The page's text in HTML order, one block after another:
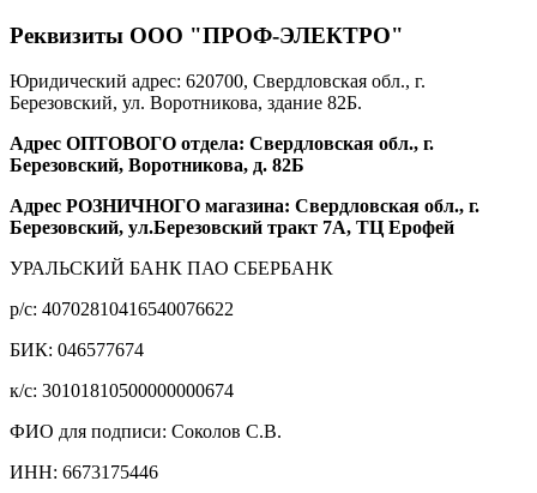
Реквизиты ООО "ПРОФ-ЭЛЕКТРО"
Юридический адрес: 620700, Свердловская обл., г.
Березовский, ул. Воротникова, здание 82Б.
Адрес ОПТОВОГО отдела: Свердловская обл., г.
Березовский, Воротникова, д. 82Б
Адрес РОЗНИЧНОГО магазина: Свердловская обл., г.
Березовский, ул.Березовский тракт 7А, ТЦ Ерофей
УРАЛЬСКИЙ БАНК ПАО СБЕРБАНК
р/c: 40702810416540076622
БИК: 046577674
к/c: 30101810500000000674
ФИО для подписи: Соколов С.В.
ИНН: 6673175446